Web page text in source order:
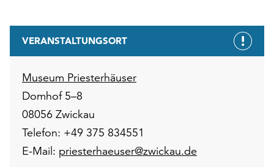
VERANSTALTUNGSORT
Museum Priesterhäuser
Domhof 5–8
08056 Zwickau
Telefon: +49 375 834551
E-Mail: priesterhaeuser@zwickau.de